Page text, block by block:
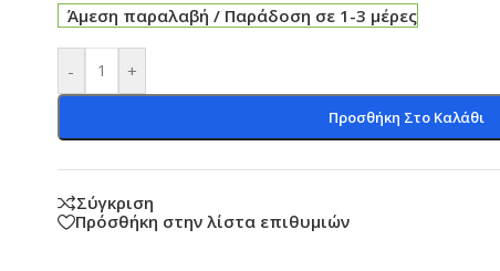
Άμεση παραλαβή / Παράδοση σε 1-3 μέρες
- +
Προσθήκη Στο Καλάθι
Σύγκριση
Πρόσθήκη στην λίστα επιθυμιών